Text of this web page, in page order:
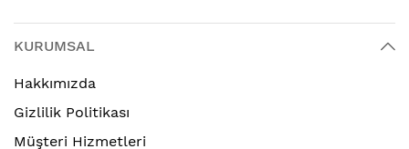
KURUMSAL
Hakkımızda
Gizlilik Politikası
Müşteri Hizmetleri